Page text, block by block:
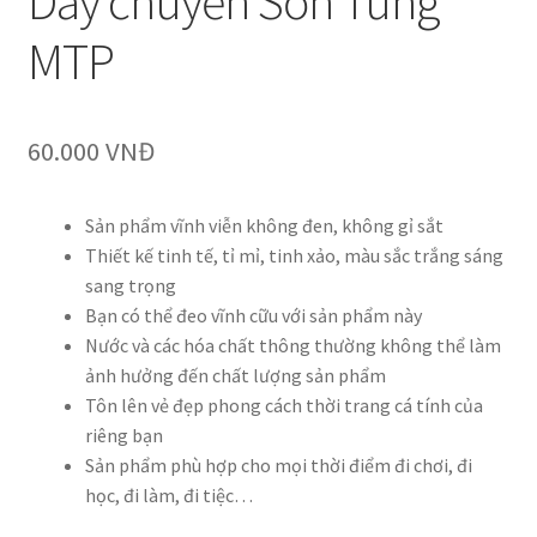
MTP
60.000 VNĐ
Sản phẩm vĩnh viễn không đen, không gỉ sắt
Thiết kế tinh tế, tỉ mỉ, tinh xảo, màu sắc trắng sáng
sang trọng
Bạn có thể đeo vĩnh cữu với sản phẩm này
Nước và các hóa chất thông thường không thể làm
ảnh hưởng đến chất lượng sản phẩm
Tôn lên vẻ đẹp phong cách thời trang cá tính của
riêng bạn
Sản phẩm phù hợp cho mọi thời điểm đi chơi, đi
học, đi làm, đi tiệc…